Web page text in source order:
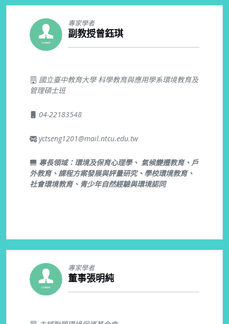
專家學者
副教授曾鈺琪
國立臺中教育大學 科學教育與應用學系環境教育及
管理碩士班
04-22183548
yctseng1201@mail.ntcu.edu.tw
專長領域：環境及保育心理學、 氣候變遷教育、戶
外教育、課程方案發展與評量研究、學校環境教育、
社會環境教育、青少年自然經驗與環境認同
專家學者
董事張明純